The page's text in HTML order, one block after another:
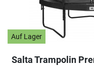
Auf Lager
Salta Trampolin